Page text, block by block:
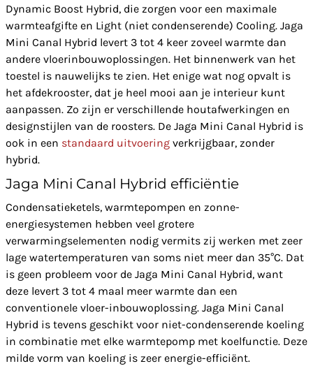
Dynamic Boost Hybrid, die zorgen voor een maximale
warmteafgifte en Light (niet condenserende) Cooling. Jaga
Mini Canal Hybrid levert 3 tot 4 keer zoveel warmte dan
andere vloerinbouwoplossingen. Het binnenwerk van het
toestel is nauwelijks te zien. Het enige wat nog opvalt is
het afdekrooster, dat je heel mooi aan je interieur kunt
aanpassen. Zo zijn er verschillende houtafwerkingen en
designstijlen van de roosters. De Jaga Mini Canal Hybrid is
ook in een standaard uitvoering verkrijgbaar, zonder
hybrid.
Jaga Mini Canal Hybrid efficiëntie
Condensatieketels, warmtepompen en zonne-
energiesystemen hebben veel grotere
verwarmingselementen nodig vermits zij werken met zeer
lage watertemperaturen van soms niet meer dan 35°C. Dat
is geen probleem voor de Jaga Mini Canal Hybrid, want
deze levert 3 tot 4 maal meer warmte dan een
conventionele vloer-inbouwoplossing. Jaga Mini Canal
Hybrid is tevens geschikt voor niet-condenserende koeling
in combinatie met elke warmtepomp met koelfunctie. Deze
milde vorm van koeling is zeer energie-efficiënt.